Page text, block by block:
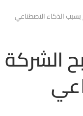
الذكاء الاصطناعي
الشركة